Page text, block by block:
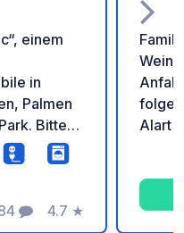
einem
in
Palmen
Bitte
Anreise,
Vielen
4.7
Bewertung
★
folgen
Alart